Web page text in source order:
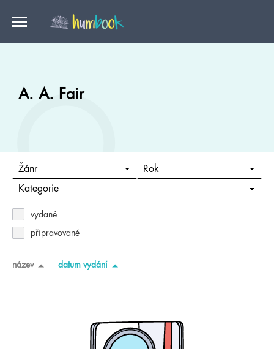
A. A. Fair
Žánr Rok
Kategorie
vydané
připravované
název datum vydání